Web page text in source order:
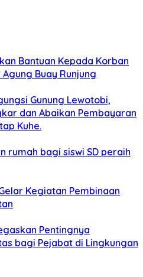
Bantuan Kepada Korban
Buay Runjung
Gunung Lewotobi,
dan Abaikan Pembayaran
Kuhe.
rumah bagi siswi SD peraih
Kegiatan Pembinaan
Pentingnya
bagi Pejabat di Lingkungan